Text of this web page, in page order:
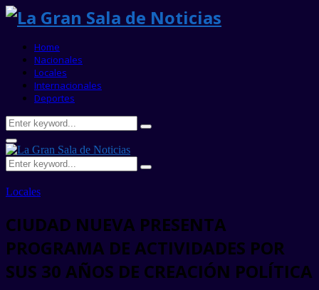
Home
Nacionales
Locales
Internacionales
Deportes
Search
for:
Search
Primary
Menu
Search
for:
Search
Locales
CIUDAD NUEVA PRESENTA
PROGRAMA DE ACTIVIDADES POR
SUS 30 AÑOS DE CREACIÓN POLÍTICA